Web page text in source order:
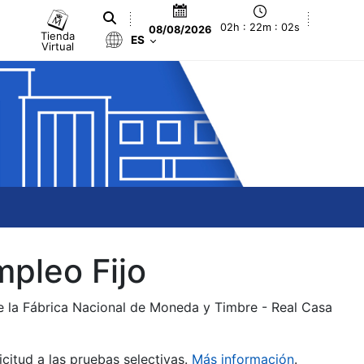
Tienda
Virtual
08/08/2026 02h : 22m : 02s
ES
Fijo
Fábrica Nacional de Moneda y Timbre - Real Casa
a las pruebas selectivas. Más información.